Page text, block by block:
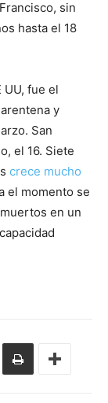
sin
hasta el 18
UU, fue el
y
San
el 16. Siete
crece mucho
el momento se
en un